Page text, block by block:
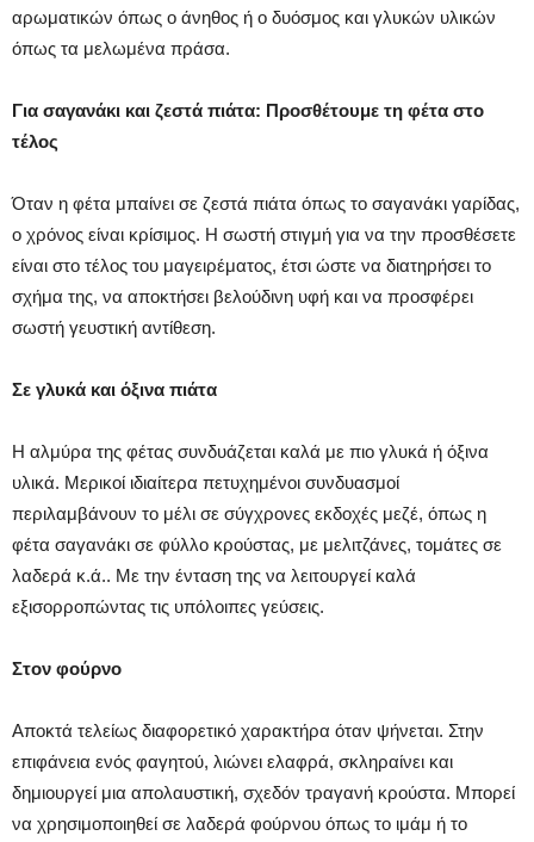
αρωματικών όπως ο άνηθος ή ο δυόσμος και γλυκών υλικών
όπως τα μελωμένα πράσα.
Για σαγανάκι και ζεστά πιάτα: Προσθέτουμε τη φέτα στο
τέλος
Όταν η φέτα μπαίνει σε ζεστά πιάτα όπως το σαγανάκι γαρίδας,
ο χρόνος είναι κρίσιμος. Η σωστή στιγμή για να την προσθέσετε
είναι στο τέλος του μαγειρέματος, έτσι ώστε να διατηρήσει το
σχήμα της, να αποκτήσει βελούδινη υφή και να προσφέρει
σωστή γευστική αντίθεση.
Σε γλυκά και όξινα πιάτα
Η αλμύρα της φέτας συνδυάζεται καλά με πιο γλυκά ή όξινα
υλικά. Μερικοί ιδιαίτερα πετυχημένοι συνδυασμοί
περιλαμβάνουν το μέλι σε σύγχρονες εκδοχές μεζέ, όπως η
φέτα σαγανάκι σε φύλλο κρούστας, με μελιτζάνες, τομάτες σε
λαδερά κ.ά.. Με την ένταση της να λειτουργεί καλά
εξισορροπώντας τις υπόλοιπες γεύσεις.
Στον φούρνο
Αποκτά τελείως διαφορετικό χαρακτήρα όταν ψήνεται. Στην
επιφάνεια ενός φαγητού, λιώνει ελαφρά, σκληραίνει και
δημιουργεί μια απολαυστική, σχεδόν τραγανή κρούστα. Μπορεί
να χρησιμοποιηθεί σε λαδερά φούρνου όπως το ιμάμ ή το